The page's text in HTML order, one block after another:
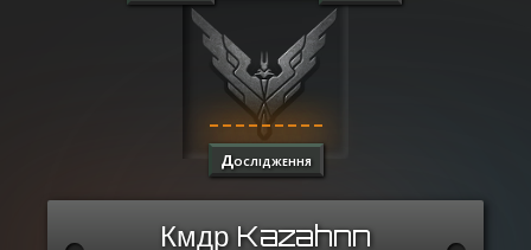
Дослідження
Кмдр Kazahnn